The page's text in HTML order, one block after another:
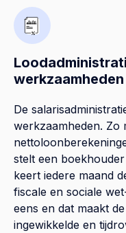
werkzaamheden
De
werkzaamheden.
stelt een
keert iedere maand
fiscale en sociale
eens en dat maakt
ingewikkelde en